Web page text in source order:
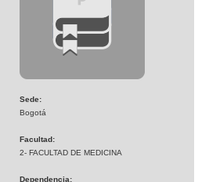
Sede:
Bogotá
Facultad:
2- FACULTAD DE MEDICINA
Dependencia: